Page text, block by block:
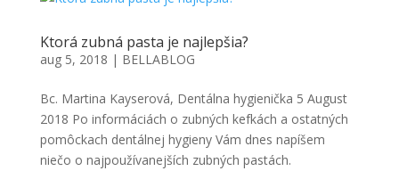
Ktorá zubná pasta je najlepšia?
aug 5, 2018 | BELLABLOG
Bc. Martina Kayserová, Dentálna hygienička 5 August
2018 Po informáciách o zubných kefkách a ostatných
pomôckach dentálnej hygieny Vám dnes napíšem
niečo o najpoužívanejších zubných pastách.